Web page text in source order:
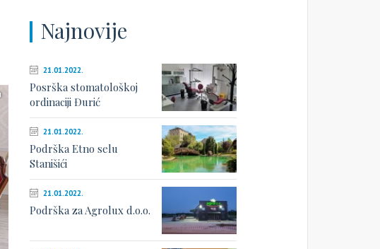
Najnovije
21.01.2022.
Posrška stomatološkoj
ordinaciji Đurić
21.01.2022.
Podrška Etno selu
Stanišići
21.01.2022.
Podrška za Agrolux d.o.o.